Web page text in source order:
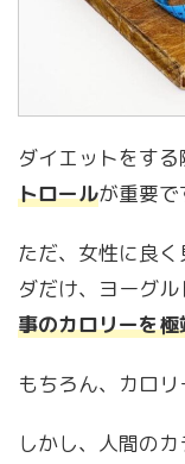
ダイエットをする
トロールが重要で
ただ、女性に良
ダだけ、ヨーグル
事のカロリーを
もちろん、カロリ
しかし、人間の